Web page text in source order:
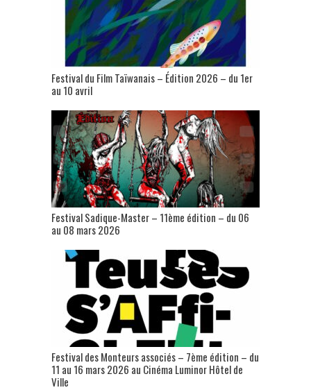
Festival du Film Taïwanais – Édition 2026 – du 1er
au 10 avril
Festival Sadique-Master – 11ème édition – du 06
au 08 mars 2026
Festival des Monteurs associés – 7ème édition – du
11 au 16 mars 2026 au Cinéma Luminor Hôtel de
Ville